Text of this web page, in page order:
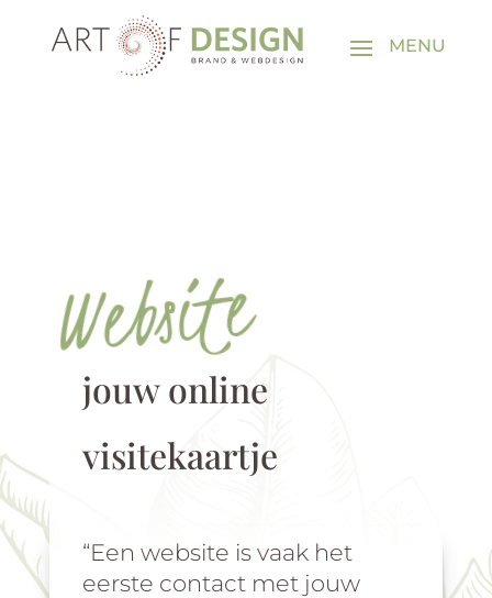
Website
jouw online
visitekaartje
“Een website is vaak het
eerste contact met jouw